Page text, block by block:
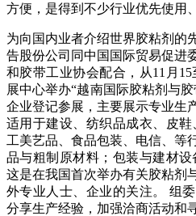
方便，是得到不少行业优先使用
为向国内业者介绍世界胶粘剂的
告股份公司同中国国际贸易促进
和胶带工业协会配合，从11月
展中心举办“越南国际胶粘剂与
企业登记参展，主要展示专业生
适用于建设、纺织品成衣、皮
工美艺品、食品包装、电信、等
品与粗制原材料；包装与建材
这是在我国首次举办有关胶粘剂
外专业人士、企业的关注。 组
分享生产经验，加强洽商活动和